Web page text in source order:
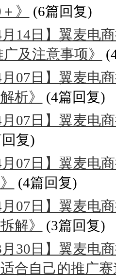
》
(6篇回复)
月14日】翼麦电
及注意事项》
月07日】翼麦电
析》
(4篇回复)
月07日】翼麦电
复)
月07日】翼麦电
(4篇回复)
月07日】翼麦电
解》
(3篇回复)
月30日】翼麦电
合自己的推广